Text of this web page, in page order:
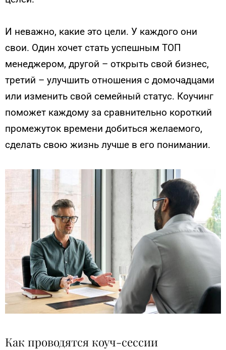
И неважно, какие это цели. У каждого они
свои. Один хочет стать успешным ТОП
менеджером, другой – открыть свой бизнес,
третий – улучшить отношения с домочадцами
или изменить свой семейный статус. Коучинг
поможет каждому за сравнительно короткий
промежуток времени добиться желаемого,
сделать свою жизнь лучше в его понимании.
Как проводятся коуч-сессии